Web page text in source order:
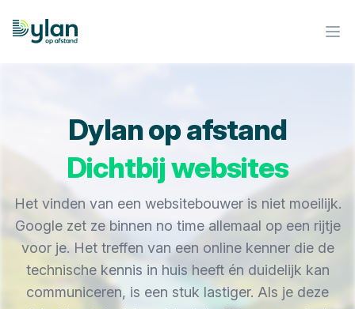
Dylan op Afstand
Dylan op afstand
Dichtbij websites
Het vinden van een websitebouwer is niet moeilijk.
Google zet ze binnen no time allemaal op een rijtje
voor je. Het treffen van een online kenner die de
technische kennis in huis heeft én duidelijk kan
communiceren, is een stuk lastiger. Als je deze